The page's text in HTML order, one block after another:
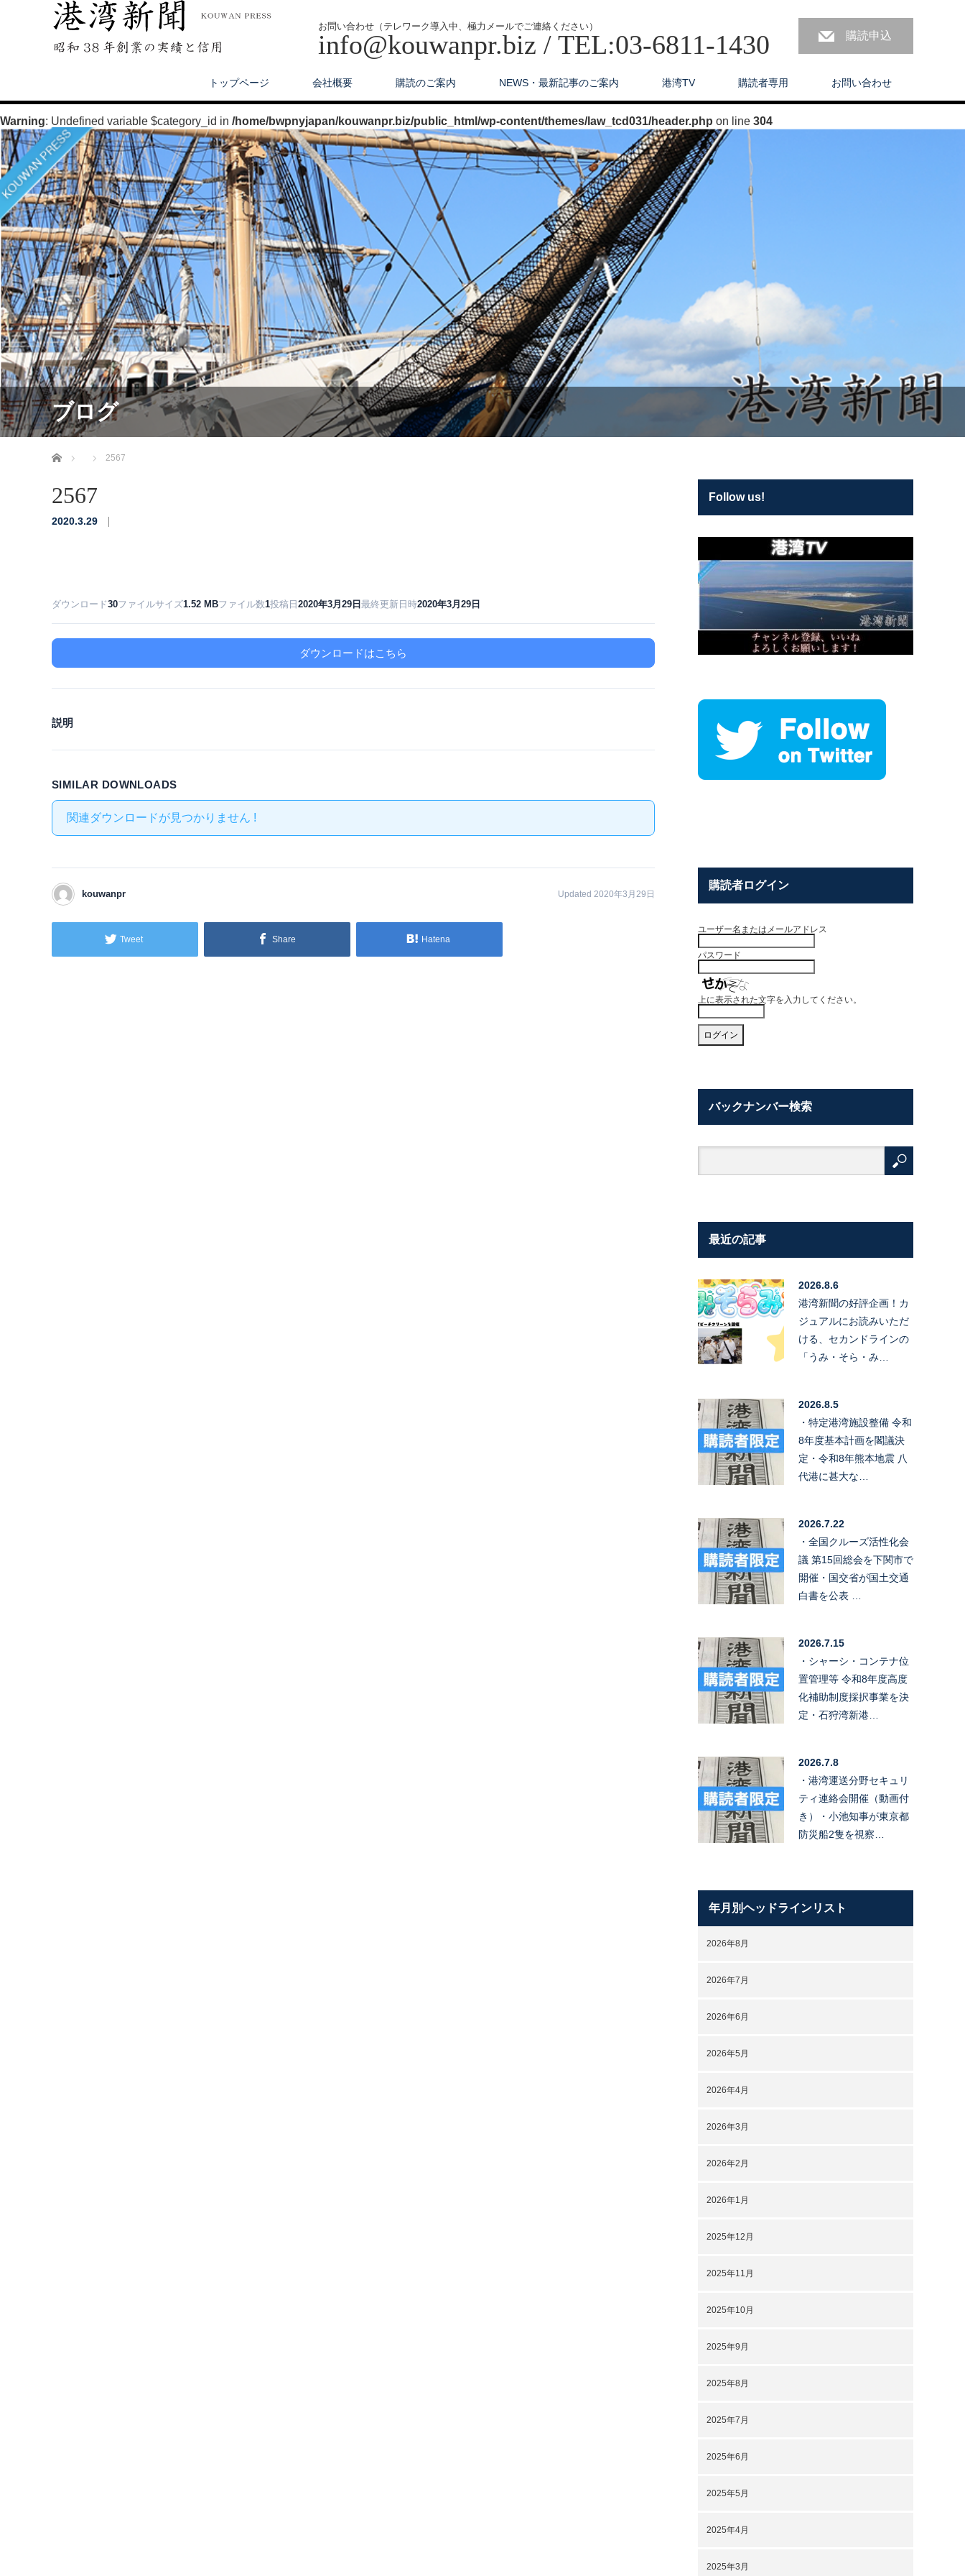
お問い合わせ（テレワーク導入中、極力メールでご連絡ください）
info@kouwanpr.biz / TEL:03-6811-1430 購読申込
トップページ 会社概要 購読のご案内 NEWS・最新記事のご案内 港湾TV 購読者専用 お問い合わせ
Warning: Undefined variable $category_id in /home/bwpnyjapan/kouwanpr.biz/public_html/wp-content/themes/law_tcd031/header.php on line 304
ブログ
ホーム 2567
2567
2020.3.29
ダウンロード30ファイルサイズ1.52 MBファイル数1投稿日 2020年3月29日 最終更新日時2020年3月29日
ダウンロードはこちら
説明
SIMILAR DOWNLOADS
関連ダウンロードが見つかりません !
kouwanpr Updated 2020年3月29日
Tweet Share Hatena
Follow us!
購読者ログイン
ユーザー名またはメールアドレス
パスワード
上に表示された文字を入力してください。
バックナンバー検索
最近の記事
2026.8.6
港湾新聞の好評企画！カ
ジュアルにお読みいただ
ける、セカンドラインの
「うみ・そら・み…
2026.8.5
・特定港湾施設整備 令和
8年度基本計画を閣議決
定・令和8年熊本地震 八
代港に甚大な…
2026.7.22
・全国クルーズ活性化会
議 第15回総会を下関市で
開催・国交省が国土交通
白書を公表 …
2026.7.15
・シャーシ・コンテナ位
置管理等 令和8年度高度
化補助制度採択事業を決
定・石狩湾新港…
2026.7.8
・港湾運送分野セキュリ
ティ連絡会開催（動画付
き）・小池知事が東京都
防災船2隻を視察…
年月別ヘッドラインリスト
2026年8月
2026年7月
2026年6月
2026年5月
2026年4月
2026年3月
2026年2月
2026年1月
2025年12月
2025年11月
2025年10月
2025年9月
2025年8月
2025年7月
2025年6月
2025年5月
2025年4月
2025年3月